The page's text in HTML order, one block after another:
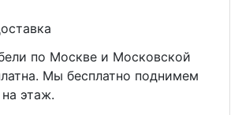
по Москве и Московской
Мы бесплатно поднимем
этаж.